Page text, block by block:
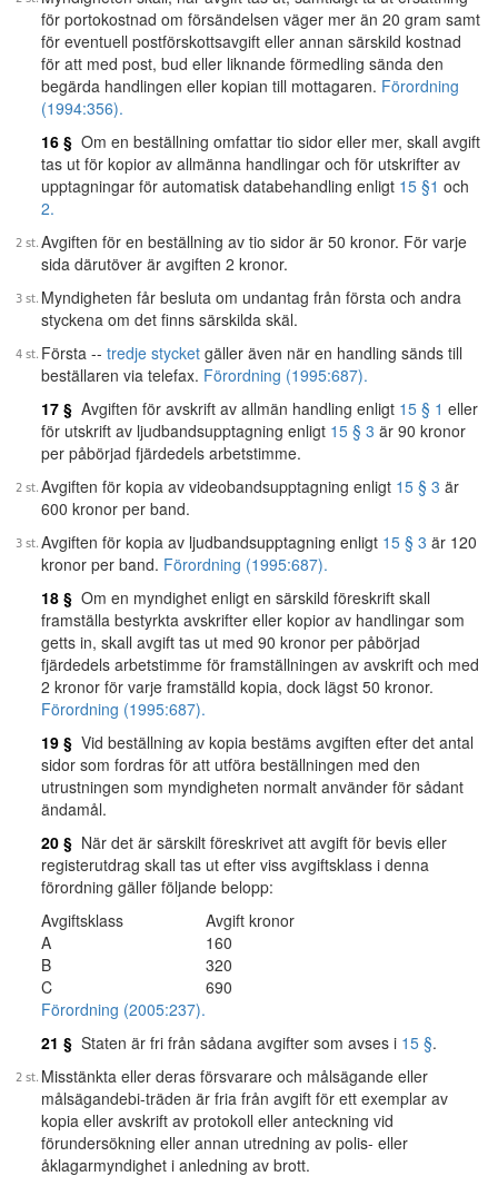
för portokostnad om försändelsen väger mer än 20 gram samt
för eventuell postförskottsavgift eller annan särskild kostnad
för att med post, bud eller liknande förmedling sända den
begärda handlingen eller kopian till mottagaren. Förordning
(1994:356).
16 § Om en beställning omfattar tio sidor eller mer, skall avgift
tas ut för kopior av allmänna handlingar och för utskrifter av
upptagningar för automatisk databehandling enligt 15 §1 och
2.
Avgiften för en beställning av tio sidor är 50 kronor. För varje
sida därutöver är avgiften 2 kronor.
Myndigheten får besluta om undantag från första och andra
styckena om det finns särskilda skäl.
Första -- tredje stycket gäller även när en handling sänds till
beställaren via telefax. Förordning (1995:687).
17 § Avgiften för avskrift av allmän handling enligt 15 § 1 eller
för utskrift av ljudbandsupptagning enligt 15 § 3 är 90 kronor
per påbörjad fjärdedels arbetstimme.
Avgiften för kopia av videobandsupptagning enligt 15 § 3 är
600 kronor per band.
Avgiften för kopia av ljudbandsupptagning enligt 15 § 3 är 120
kronor per band. Förordning (1995:687).
18 § Om en myndighet enligt en särskild föreskrift skall
framställa bestyrkta avskrifter eller kopior av handlingar som
getts in, skall avgift tas ut med 90 kronor per påbörjad
fjärdedels arbetstimme för framställningen av avskrift och med
2 kronor för varje framställd kopia, dock lägst 50 kronor.
Förordning (1995:687).
19 § Vid beställning av kopia bestäms avgiften efter det antal
sidor som fordras för att utföra beställningen med den
utrustningen som myndigheten normalt använder för sådant
ändamål.
20 § När det är särskilt föreskrivet att avgift för bevis eller
registerutdrag skall tas ut efter viss avgiftsklass i denna
förordning gäller följande belopp:
Avgiftsklass
Avgift kronor
A
160
B
320
C
690
Förordning (2005:237).
21 § Staten är fri från sådana avgifter som avses i 15 §.
Misstänkta eller deras försvarare och målsägande eller
målsägandebi-träden är fria från avgift för ett exemplar av
kopia eller avskrift av protokoll eller anteckning vid
förundersökning eller annan utredning av polis- eller
åklagarmyndighet i anledning av brott.